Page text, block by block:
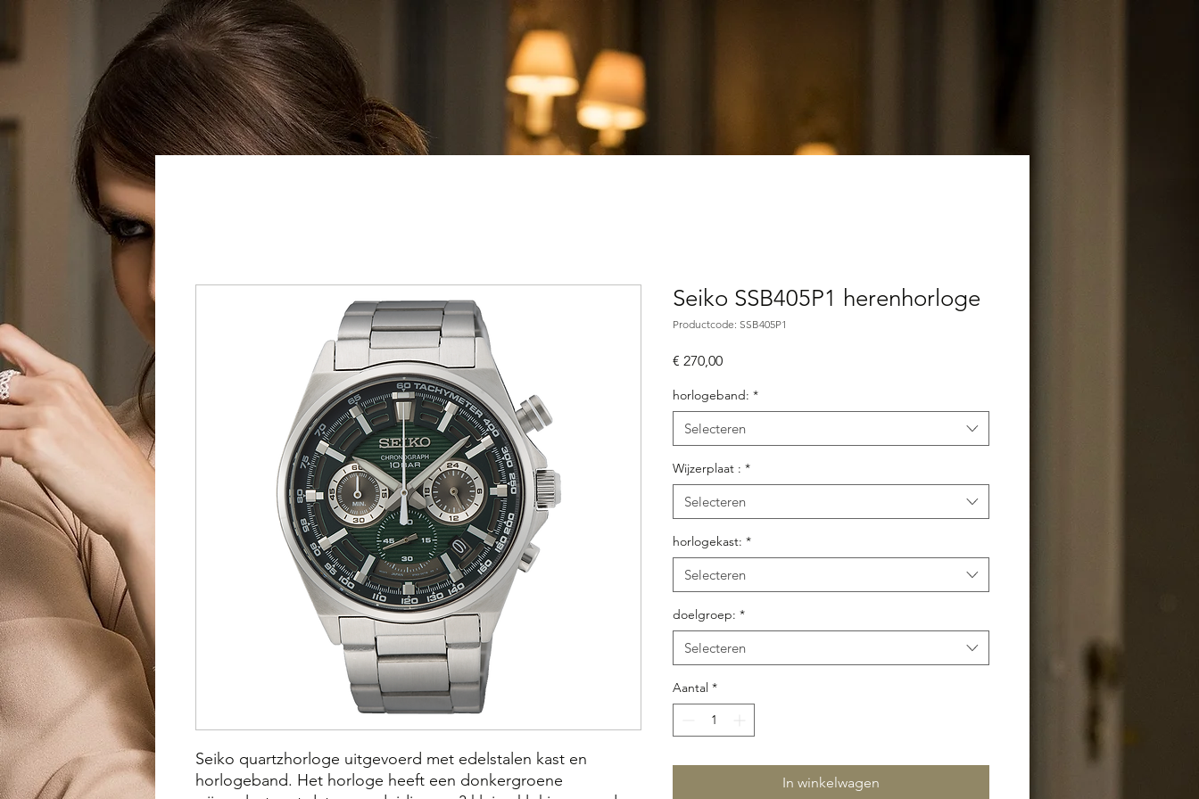
Seiko quartzhorloge uitgevoerd met edelstalen kast en
horlogeband. Het horloge heeft een donkergroene
Seiko SSB405P1 herenhorloge
Productcode: SSB405P1
€ 270,00Prijs
horlogeband: *
Selecteren
Wijzerplaat : *
Selecteren
horlogekast: *
Selecteren
doelgroep: *
Selecteren
Aantal *
In winkelwagen